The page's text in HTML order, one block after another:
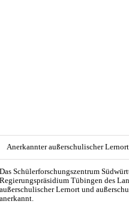
Anerkannter außerschulischer Lernort
Das Schülerforschungszentrum
Regierungspräsidium Tübingen des
außerschulischer Lernort und
anerkannt.